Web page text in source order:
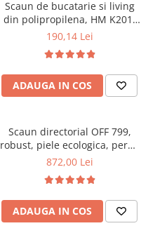
Scaun de bucatarie si living
din polipropilena, HM K201,
ergonomic, baza lemn masiv,
100 kg, alb
190,14 Lei
ADAUGA IN COS
Scaun directorial OFF 799,
robust, piele ecologica, perne
duble, baza cromata,
872,00 Lei
ADAUGA IN COS